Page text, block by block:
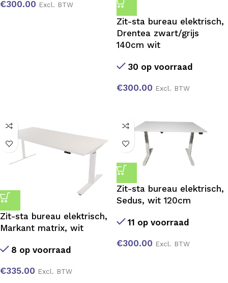
€300.00 Excl. BTW
Zit-sta bureau elektrisch,
Drentea zwart/grijs
140cm wit
30 op voorraad
€300.00 Excl. BTW
Zit-sta bureau elektrisch,
Markant matrix, wit
8 op voorraad
€335.00 Excl. BTW
Zit-sta bureau elektrisch,
Sedus, wit 120cm
11 op voorraad
€300.00 Excl. BTW